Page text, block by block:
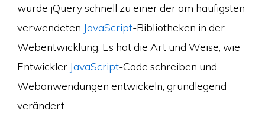
wurde jQuery schnell zu einer der am häufigsten
verwendeten JavaScript-Bibliotheken in der
Webentwicklung. Es hat die Art und Weise, wie
Entwickler JavaScript-Code schreiben und
Webanwendungen entwickeln, grundlegend
verändert.